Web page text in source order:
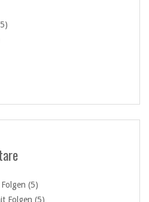
(5)
Folgen (5)